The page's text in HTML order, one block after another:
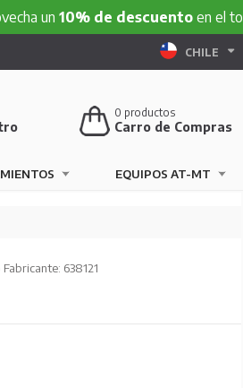
10% de descuentoen el total de tu
CHILE
0 productos
Carro de Compras
EQUIPOS AT-MT
638121